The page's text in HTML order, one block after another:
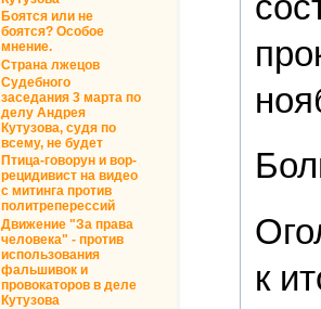
Боятся или не
боятся? Особое
мнение.
Страна лжецов
Судебного
заседания 3 марта по
делу Андрея
Кутузова, судя по
всему, не будет
Птица-говорун и вор-
рецидивист на видео
с митинга против
политреперессий
Движение "За права
человека" - против
использования
фальшивок и
провокаторов в деле
Кутузова
к